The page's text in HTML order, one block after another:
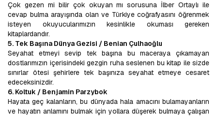
Çok gezen mi bilir çok okuyan mı sorusuna İlber Ortaylı ile
cevap bulma arayışında olan ve Türkiye coğrafyasını öğrenmek
isteyen okuyucularımızın kesinlikle okuması gereken
kitaplardandır.
5. Tek Başına Dünya Gezisi / Benian Çulhaoğlu
Seyahat etmeyi sevip tek başına bu maceraya çıkamayan
dostlarımızın içerisindeki gezgin ruha seslenen bu kitap ile sizde
sınırlar ötesi şehirlere tek başınıza seyahat etmeye cesaret
edeceksinizdir.
6. Koltuk / Benjamin Parzybok
Hayata geç kalanların, bu dünyada hala amacını bulamayanların
ve hayatın anlamını bulmak için yollara düşerek bulmaya çalışan